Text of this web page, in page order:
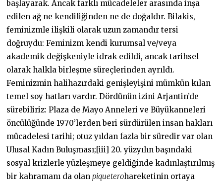
başlayarak. Ancak farklı mücadeleler arasında inşa
edilen ağ ne kendiliğinden ne de doğaldır. Bilakis,
feminizmle ilişkili olarak uzun zamandır tersi
doğruydu: Feminizm kendi kurumsal ve/veya
akademik değişkeniyle idrak edildi, ancak tarihsel
olarak halkla birleşme süreçlerinden ayrıldı.
Feminizmin halihazırdaki genişleyişini mümkün kılan
temel soy hatları vardır. Dördünün izini Arjantin’de
sürebiliriz: Plaza de Mayo Anneleri ve Büyükanneleri
öncülüğünde 1970’lerden beri sürdürülen insan hakları
mücadelesi tarihi; otuz yıldan fazla bir süredir var olan
Ulusal Kadın Buluşması;[iii] 20. yüzyılın başındaki
sosyal krizlerle yüzleşmeye geldiğinde kadınlaştırılmış
bir kahramanı da olanpiqueterohareketinin ortaya